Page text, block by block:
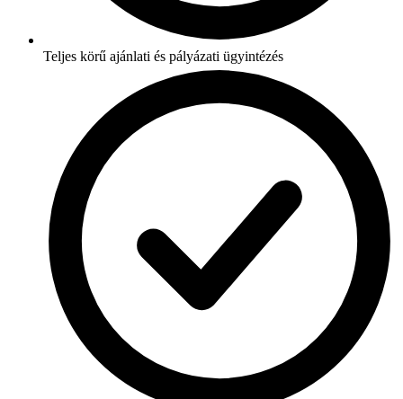
Teljes körű ajánlati és pályázati ügyintézés